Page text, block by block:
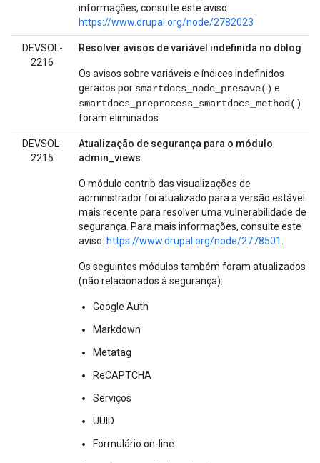
informações, consulte este aviso:
https://www.drupal.org/node/2782023
DEVSOL-
2216
Resolver avisos de variável indefinida no dblog
Os avisos sobre variáveis e índices indefinidos
gerados por smartdocs_node_presave() e
smartdocs_preprocess_smartdocs_method()
foram eliminados.
DEVSOL-
2215
Atualização de segurança para o módulo
admin_views
O módulo contrib das visualizações de
administrador foi atualizado para a versão estável
mais recente para resolver uma vulnerabilidade de
segurança. Para mais informações, consulte este
aviso: https://www.drupal.org/node/2778501
Os seguintes módulos também foram atualizados
(não relacionados à segurança):
Google Auth
Markdown
Metatag
ReCAPTCHA
Serviços
UUID
Formulário on-line